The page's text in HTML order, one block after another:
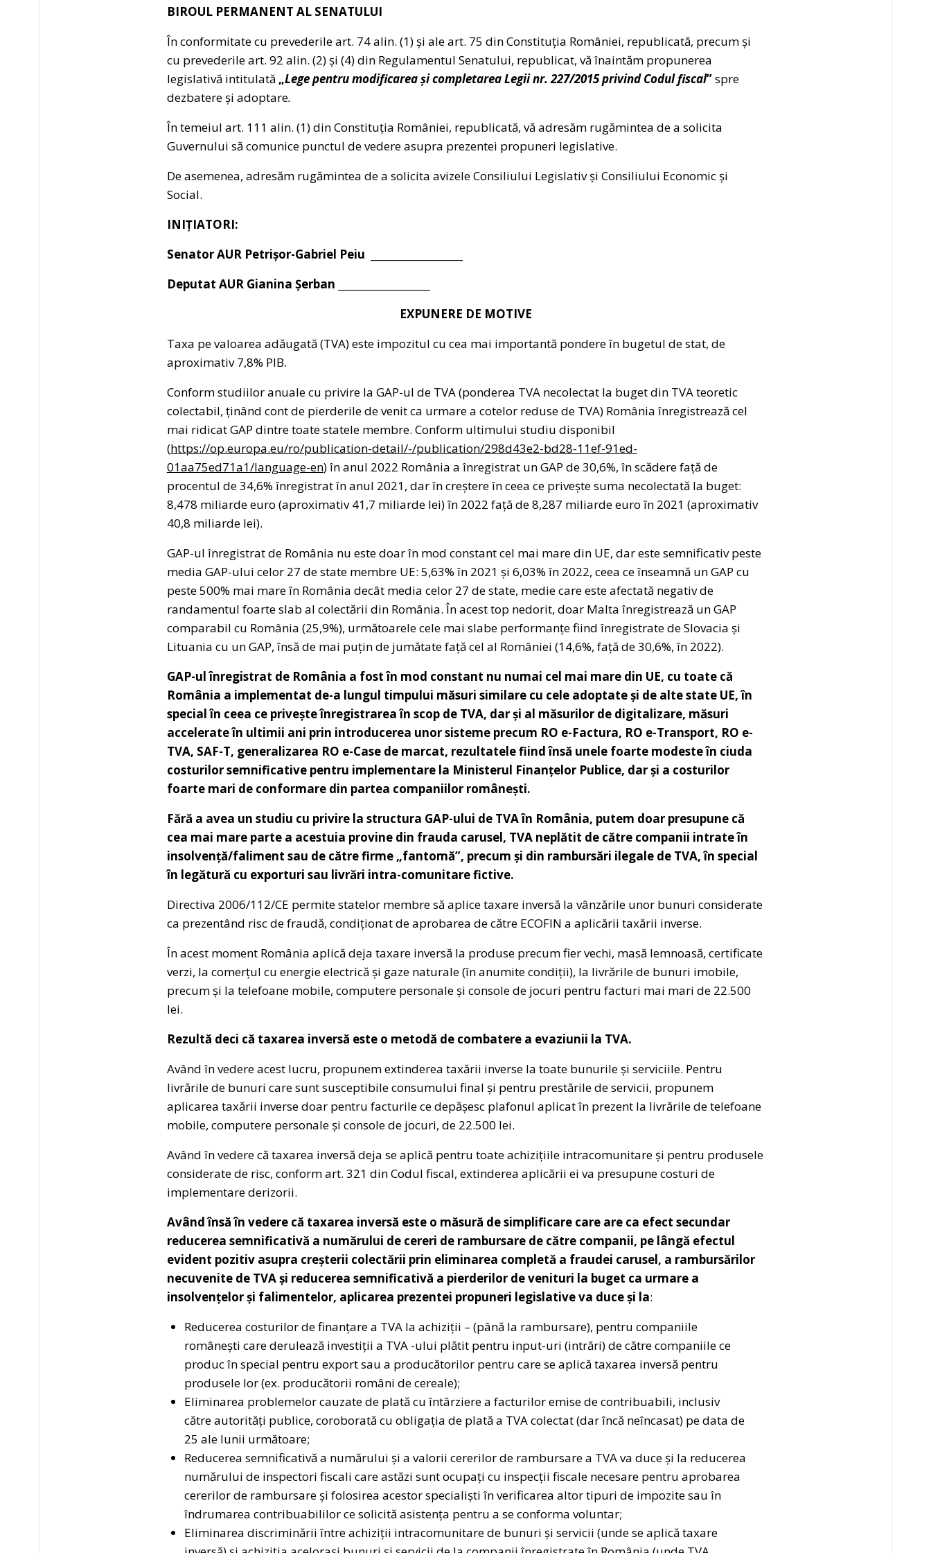
BIROUL PERMANENT AL SENATULUI
În conformitate cu prevederile art. 74 alin. (1) și ale art. 75 din Constituția României, republicată, precum și
cu prevederile art. 92 alin. (2) și (4) din Regulamentul Senatului, republicat, vă înaintăm propunerea
legislativă intitulată „Lege pentrumodificarea și completarea Legii nr. 227/2015 privind Codul fiscal”spre
dezbatere și adoptare.
În temeiul art. 111 alin. (1) din Constituția României, republicată, vă adresăm rugămintea de a solicita
Guvernului să comunice punctul de vedere asupra prezentei propuneri legislative.
De asemenea, adresăm rugămintea de a solicita avizele Consiliului Legislativ și Consiliului Economic și
Social.
INIȚIATORI:
Senator AUR Petrișor-Gabriel Peiu ___________________
Deputat AUR Gianina Șerban ___________________
EXPUNERE DE MOTIVE
Taxa pe valoarea adăugată (TVA) este impozitul cu cea mai importantă pondere în bugetul de stat, de
aproximativ 7,8% PIB.
Conform studiilor anuale cu privire la GAP-ul de TVA (ponderea TVA necolectat la buget din TVA teoretic
colectabil, ținând cont de pierderile de venit ca urmare a cotelor reduse de TVA) România înregistrează cel
mai ridicat GAP dintre toate statele membre. Conform ultimului studiu disponibil
(https://op.europa.eu/ro/publication-detail/-/publication/298d43e2-bd28-11ef-91ed-
01aa75ed71a1/language-en) în anul 2022 România a înregistrat un GAP de 30,6%, în scădere față de
procentul de 34,6% înregistrat în anul 2021, dar în creștere în ceea ce privește suma necolectată la buget:
8,478 miliarde euro (aproximativ 41,7 miliarde lei) în 2022 față de 8,287 miliarde euro în 2021 (aproximativ
40,8 miliarde lei).
GAP-ul înregistrat de România nu este doar în mod constant cel mai mare din UE, dar este semnificativ peste
media GAP-ului celor 27 de state membre UE: 5,63% în 2021 și 6,03% în 2022, ceea ce înseamnă un GAP cu
peste 500% mai mare în România decât media celor 27 de state, medie care este afectată negativ de
randamentul foarte slab al colectării din România. În acest top nedorit, doar Malta înregistrează un GAP
comparabil cu România (25,9%), următoarele cele mai slabe performanțe fiind înregistrate de Slovacia și
Lituania cu un GAP, însă de mai puțin de jumătate față cel al României (14,6%, față de 30,6%, în 2022).
GAP-ul înregistrat de România a fost în mod constant nu numai cel mai mare din UE, cu toate că
România a implementat de-a lungul timpului măsuri similare cu cele adoptate și de alte state UE, în
special în ceea ce privește înregistrarea în scop de TVA, dar și al măsurilor de digitalizare, măsuri
accelerate în ultimii ani prin introducerea unor sisteme precum RO e-Factura, RO e-Transport, RO e-
TVA, SAF-T, generalizarea RO e-Case de marcat, rezultatele fiind însă unele foarte modeste în ciuda
costurilor semnificative pentru implementare la Ministerul Finanțelor Publice, dar și a costurilor
foarte mari de conformare din partea companiilor românești.
Fără a avea un studiu cu privire la structura GAP-ului de TVA în România, putem doar presupune că
cea mai mare parte a acestuia provine din frauda carusel, TVA neplătit de către companii intrate în
insolvență/faliment sau de către firme „fantomă”, precum și din rambursări ilegale de TVA, în special
în legătură cu exporturi sau livrări intra-comunitare fictive.
Directiva 2006/112/CE permite statelor membre să aplice taxare inversă la vânzările unor bunuri considerate
ca prezentând risc de fraudă, condiționat de aprobarea de către ECOFIN a aplicării taxării inverse.
În acest moment România aplică deja taxare inversă la produse precum fier vechi, masă lemnoasă, certificate
verzi, la comerțul cu energie electrică și gaze naturale (în anumite condiții), la livrările de bunuri imobile,
precum și la telefoane mobile, computere personale și console de jocuri pentru facturi mai mari de 22.500
lei.
Rezultă deci că taxarea inversă este o metodă de combatere a evaziunii la TVA.
Având în vedere acest lucru, propunem extinderea taxării inverse la toate bunurile și serviciile. Pentru
livrările de bunuri care sunt susceptibile consumului final și pentru prestările de servicii, propunem
aplicarea taxării inverse doar pentru facturile ce depășesc plafonul aplicat în prezent la livrările de telefoane
mobile, computere personale și console de jocuri, de 22.500 lei.
Având în vedere că taxarea inversă deja se aplică pentru toate achizițiile intracomunitare și pentru produsele
considerate de risc, conform art. 321 din Codul fiscal, extinderea aplicării ei va presupune costuri de
implementare derizorii.
Având însă în vedere că taxarea inversă este o măsură de simplificare care are ca efect secundar
reducerea semnificativă a numărului de cereri de rambursare de către companii, pe lângă efectul
evident pozitiv asupra creșterii colectării prin eliminarea completă a fraudei carusel, a rambursărilor
necuvenite de TVA și reducerea semnificativă a pierderilor de venituri la buget ca urmare a
insolvențelor și falimentelor, aplicarea prezentei propuneri legislative va duce și la:
Reducerea costurilor de finanțare a TVA la achiziții – (până la rambursare), pentru companiile
românești care derulează investiții a TVA -ului plătit pentru input-uri (intrări) de către companiile ce
produc în special pentru export sau a producătorilor pentru care se aplică taxarea inversă pentru
produsele lor (ex. producătorii români de cereale);
Eliminarea problemelor cauzate de plată cu întârziere a facturilor emise de contribuabili, inclusiv
către autorități publice, coroborată cu obligația de plată a TVA colectat (dar încă neîncasat) pe data de
25 ale lunii următoare;
Reducerea semnificativă a numărului și a valorii cererilor de rambursare a TVA va duce și la reducerea
numărului de inspectori fiscali care astăzi sunt ocupați cu inspecții fiscale necesare pentru aprobarea
cererilor de rambursare și folosirea acestor specialiști în verificarea altor tipuri de impozite sau în
îndrumarea contribuabililor ce solicită asistența pentru a se conforma voluntar;
Eliminarea discriminării între achiziții intracomunitare de bunuri și servicii (unde se aplică taxare